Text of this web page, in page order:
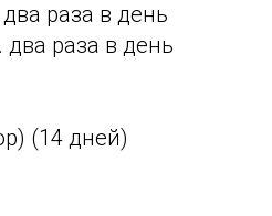
раза в день
два раза в день
(14 дней)